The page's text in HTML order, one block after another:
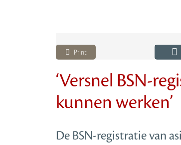
Print
‘Versnel BSN-
kunnen werken’
De BSN-registratie van